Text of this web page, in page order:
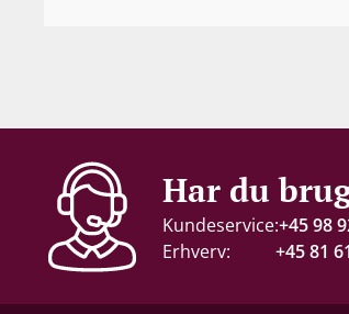
Alkohol-%
13,5 %
Servering
Har du
Kundeservice:+45 98
Erhverv:
+45 81